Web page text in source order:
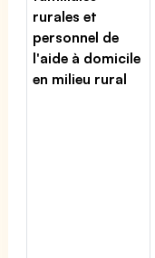
rurales et
personnel de
l'aide à domicile
en milieu rural